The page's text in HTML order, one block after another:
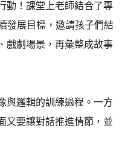
動！課堂上老師結合了專
發展目標，邀請孩子們結
戲劇場景，再彙整成故事
與邏輯的訓練過程。一方
又要讓對話推進情節，並